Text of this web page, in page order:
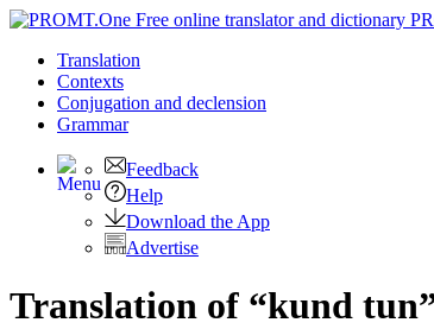
Translation
Contexts
Conjugation and declension
Grammar
Feedback
Help
Download the App
Advertise
Translation of “kund